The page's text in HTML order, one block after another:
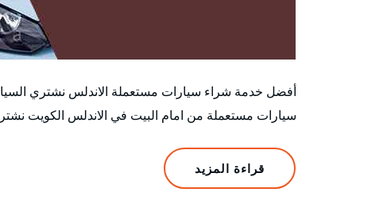
أفضل خدمة شراء سيارات مستعملة الاندلس نشتري
سيارات مستعملة من امام البيت في الاندلس الكويت
قراءة المزيد